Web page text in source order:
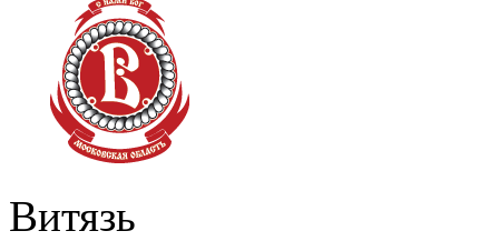
Витязь